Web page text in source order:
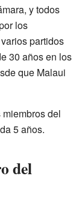
y todos
los
partidos
30 años en los
que Malaui
del
5 años.
del